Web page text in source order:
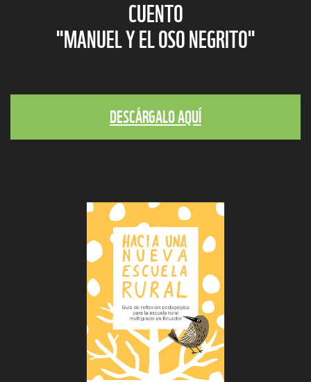
CUENTO
"MANUEL Y EL OSO NEGRITO"
DESCÁRGALO AQUÍ